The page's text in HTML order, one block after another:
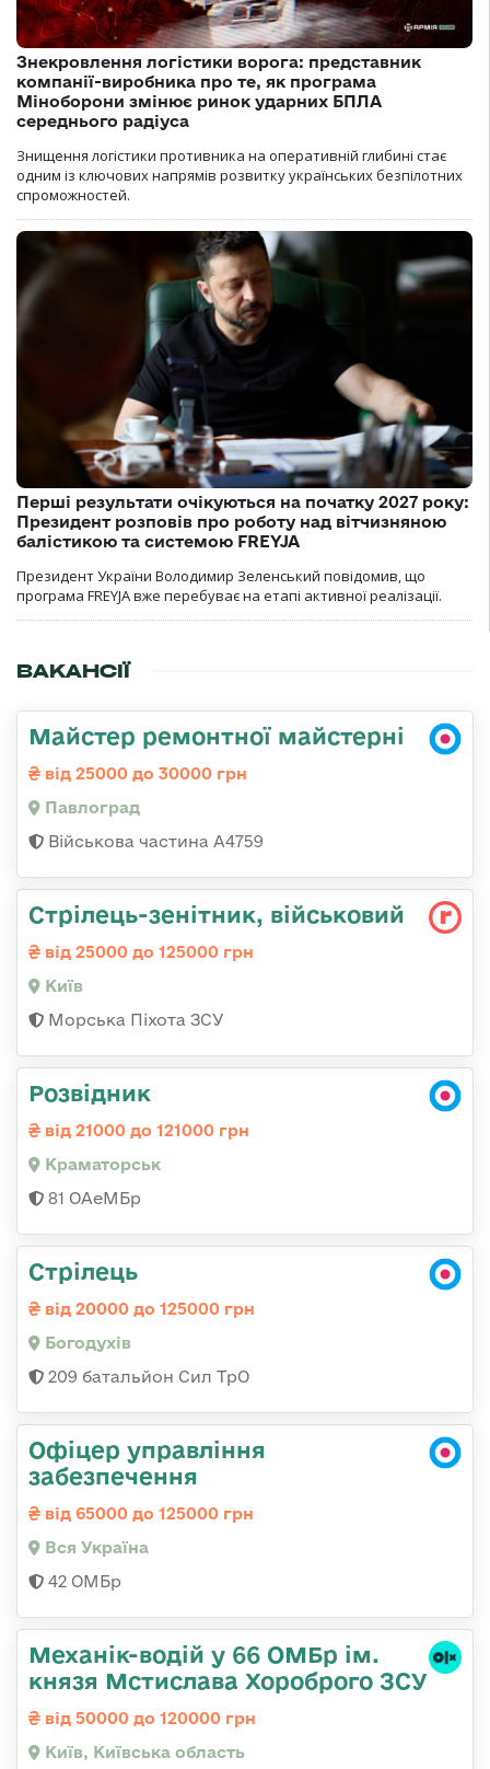
Знекровлення логістики ворога: представник
компанії-виробника про те, як програма
Міноборони змінює ринок ударних БПЛА
середнього радіуса
Знищення логістики противника на оперативній глибині стає
одним із ключових напрямів розвитку українських безпілотних
спроможностей.
Перші результати очікуються на початку 2027 року:
Президент розповів про роботу над вітчизняною
балістикою та системою FREYJA
Президент України Володимир Зеленський повідомив, що
програма FREYJA вже перебуває на етапі активної реалізації.
ВАКАНСІЇ
Майстер ремонтної майстерні
від 25000 до 30000 грн
Павлоград
Військова частина А4759
Стpілець-зенітник, військовий
від 25000 до 125000 грн
Київ
Морська Піхота ЗСУ
Розвідник
від 21000 до 121000 грн
Краматорськ
81 ОАеМБр
Стрілець
від 20000 до 125000 грн
Богодухів
209 батальйон Сил ТрО
Офіцер управління
забезпечення
від 65000 до 125000 грн
Вся Україна
42 ОМБр
Механік-водій у 66 ОМБр ім.
князя Мстислава Хороброго ЗСУ
від 50000 до 120000 грн
Київ, Київська область